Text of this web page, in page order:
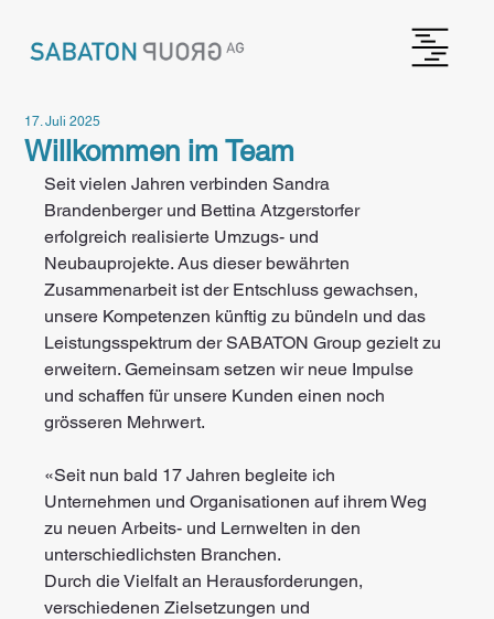
Willkommen im Team
17. Juli 2025
Seit vielen Jahren verbinden Sandra
Brandenberger und Bettina Atzgerstorfer
erfolgreich realisierte Umzugs- und
Neubauprojekte. Aus dieser bewährten
Zusammenarbeit ist der Entschluss gewachsen,
unsere Kompetenzen künftig zu bündeln und das
Leistungsspektrum der SABATON Group gezielt zu
erweitern. Gemeinsam setzen wir neue Impulse
und schaffen für unsere Kunden einen noch
grösseren Mehrwert.
«Seit nun bald 17 Jahren begleite ich
Unternehmen und Organisationen auf ihrem Weg
zu neuen Arbeits- und Lernwelten in den
unterschiedlichsten Branchen.
Durch die Vielfalt an Herausforderungen,
verschiedenen Zielsetzungen und